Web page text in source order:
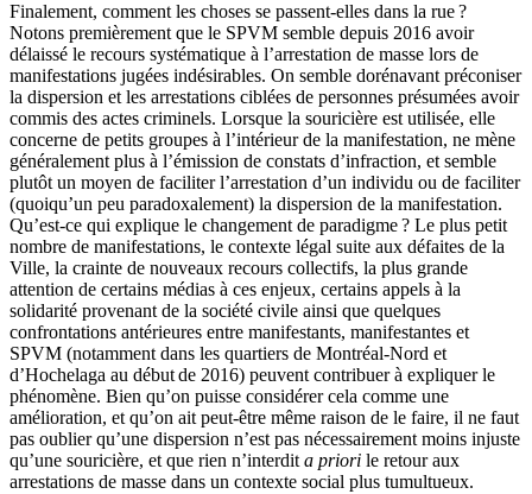
Finalement, comment les choses se passent-elles dans la rue ?
Notons premièrement que le SPVM semble depuis 2016 avoir
délaissé le recours systématique à l’arrestation de masse lors de
manifestations jugées indésirables. On semble dorénavant préconiser
la dispersion et les arrestations ciblées de personnes présumées avoir
commis des actes criminels. Lorsque la souricière est utilisée, elle
concerne de petits groupes à l’intérieur de la manifestation, ne mène
généralement plus à l’émission de constats d’infraction, et semble
plutôt un moyen de faciliter l’arrestation d’un individu ou de faciliter
(quoiqu’un peu paradoxalement) la dispersion de la manifestation.
Qu’est-ce qui explique le changement de paradigme ? Le plus petit
nombre de manifestations, le contexte légal suite aux défaites de la
Ville, la crainte de nouveaux recours collectifs, la plus grande
attention de certains médias à ces enjeux, certains appels à la
solidarité provenant de la société civile ainsi que quelques
confrontations antérieures entre manifestants, manifestantes et
SPVM (notamment dans les quartiers de Montréal-Nord et
d’Hochelaga au début de 2016) peuvent contribuer à expliquer le
phénomène. Bien qu’on puisse considérer cela comme une
amélioration, et qu’on ait peut-être même raison de le faire, il ne faut
pas oublier qu’une dispersion n’est pas nécessairement moins injuste
qu’une souricière, et que rien n’interdit a priori le retour aux
arrestations de masse dans un contexte social plus tumultueux.